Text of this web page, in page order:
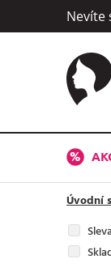
Nevíte
Úvodní
Sleva